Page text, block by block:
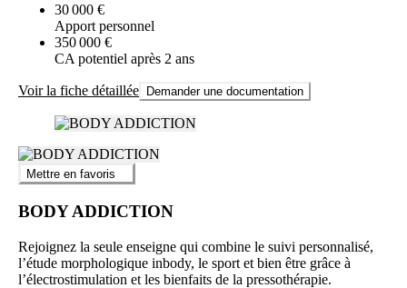
30 000 €
Apport personnel
350 000 €
CA potentiel après 2 ans
Voir la fiche détaillée Demander une documentation
Mettre en favoris
BODY ADDICTION
Rejoignez la seule enseigne qui combine le suivi personnalisé,
l’étude morphologique inbody, le sport et bien être grâce à
l’électrostimulation et les bienfaits de la pressothérapie.